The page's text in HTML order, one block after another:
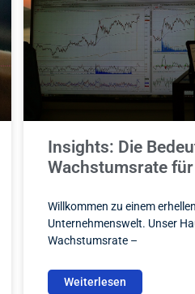
Insights: Die
Wachstumsrate
Willkommen zu einem
Unternehmenswelt. Unser
Wachstumsrate –
Weiterlesen